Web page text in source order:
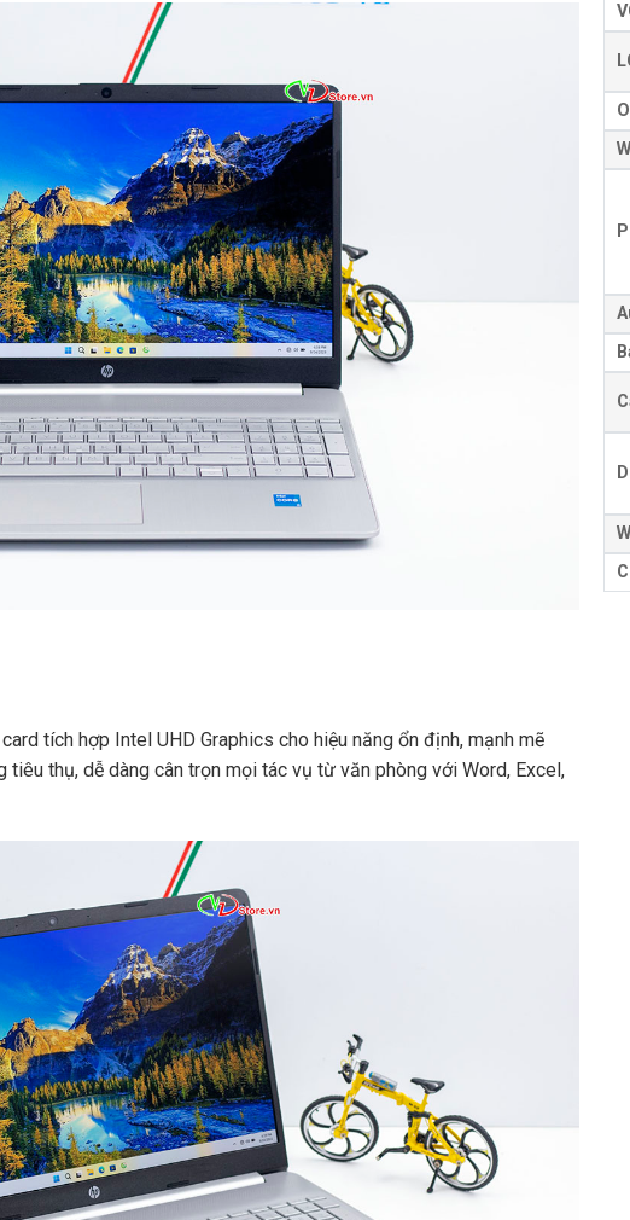
tích hợp Intel UHD Graphics cho hiệu năng ổn định, mạnh mẽ
thụ, dễ dàng cân trọn mọi tác vụ từ văn phòng với Word, Excel,